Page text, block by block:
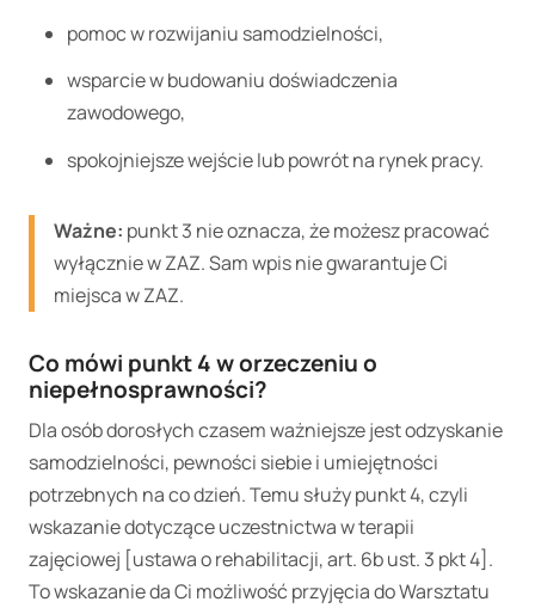
pomoc w rozwijaniu samodzielności,
wsparcie w budowaniu doświadczenia
zawodowego,
spokojniejsze wejście lub powrót na rynek pracy.
Ważne: punkt 3 nie oznacza, że możesz pracować
wyłącznie w ZAZ. Sam wpis nie gwarantuje Ci
miejsca w ZAZ.
Co mówi punkt 4 w orzeczeniu o
niepełnosprawności?
Dla osób dorosłych czasem ważniejsze jest odzyskanie
samodzielności, pewności siebie i umiejętności
potrzebnych na co dzień. Temu służy punkt 4, czyli
wskazanie dotyczące uczestnictwa w terapii
zajęciowej [ustawa o rehabilitacji, art. 6b ust. 3 pkt 4].
To wskazanie da Ci możliwość przyjęcia do Warsztatu